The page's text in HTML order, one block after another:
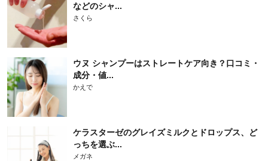
などのシャ...
さくら
ウヌ シャンプーはストレートケア向き？口コミ・
成分・値...
かえで
ケラスターゼのグレイズミルクとドロップス、ど
っちを選ぶ...
メガネ